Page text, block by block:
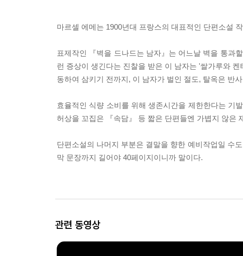
마르셀 에메는 1900년대 프랑스의 대표적인 단편소설
표제작인 『벽을 드나드는 남자』는 어느날 벽을 통과
런 증상이 생긴다는 진찰을 받은 이 남자는 '쌀가루와
동하여 삼키기 전까지, 이 남자가 벌인 절도, 탈옥은 반
효율적인 식량 소비를 위해 생존시간을 제한한다는 기
허상을 꼬집은 『속담』 등 짧은 단편들엔 가볍지 않은
단편소설의 나머지 부분은 결말을 향한 예비작업일 수
막 문장까지 길어야 40페이지이니까 말이다.
관련 동영상